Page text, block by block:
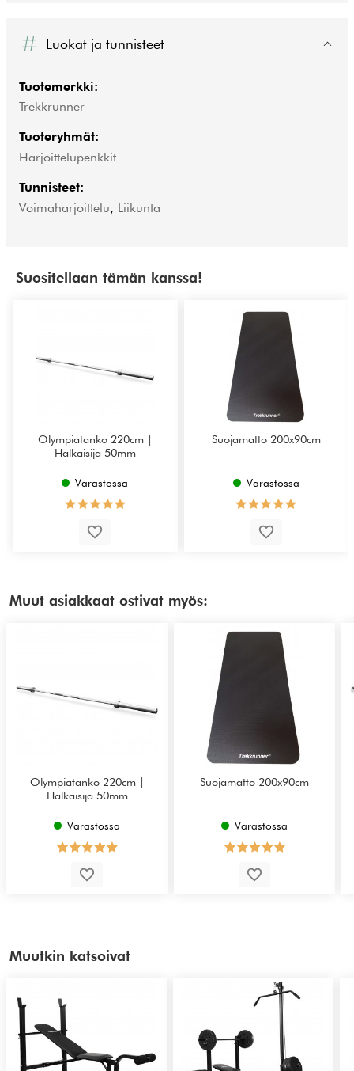
Luokat ja tunnisteet
Tuotemerkki:
Trekkrunner
Tuoteryhmät:
Harjoittelupenkkit
Tunnisteet:
Voimaharjoittelu, Liikunta
Suositellaan tämän kanssa!
Olympiatanko 220cm |
Halkaisija 50mm
Varastossa
Suojamatto 200x90cm
Varastossa
Muut asiakkaat ostivat myös:
Olympiatanko 220cm |
Halkaisija 50mm
Varastossa
Suojamatto 200x90cm
Varastossa
Muutkin katsoivat